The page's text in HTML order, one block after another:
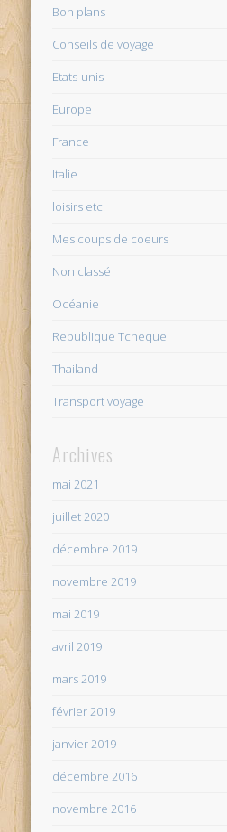
Bon plans
Conseils de voyage
Etats-unis
Europe
France
Italie
loisirs etc.
Mes coups de coeurs
Non classé
Océanie
Republique Tcheque
Thailand
Transport voyage
Archives
mai 2021
juillet 2020
décembre 2019
novembre 2019
mai 2019
avril 2019
mars 2019
février 2019
janvier 2019
décembre 2016
novembre 2016